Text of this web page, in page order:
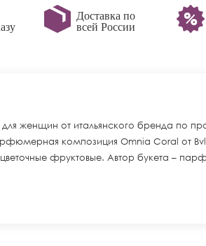
Доставка по
всей России
женщин от итальянского бренда по
композиция Omnia Coral от
фруктовые. Автор букета –